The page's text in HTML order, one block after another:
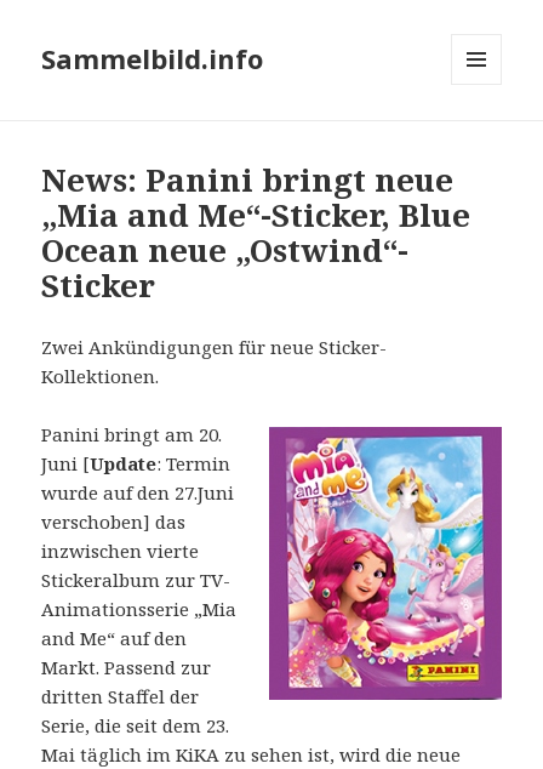
Sammelbild.info
News: Panini bringt neue
„Mia and Me“-Sticker, Blue
Ocean neue „Ostwind“-
Sticker
Zwei Ankündigungen für neue Sticker-
Kollektionen.
Panini bringt am 20.
Juni [Update: Termin
wurde auf den 27.Juni
verschoben] das
inzwischen vierte
Stickeralbum zur TV-
Animationsserie „Mia
and Me“ auf den
Markt. Passend zur
dritten Staffel der
Serie, die seit dem 23.
Mai täglich im KiKA zu sehen ist, wird die neue